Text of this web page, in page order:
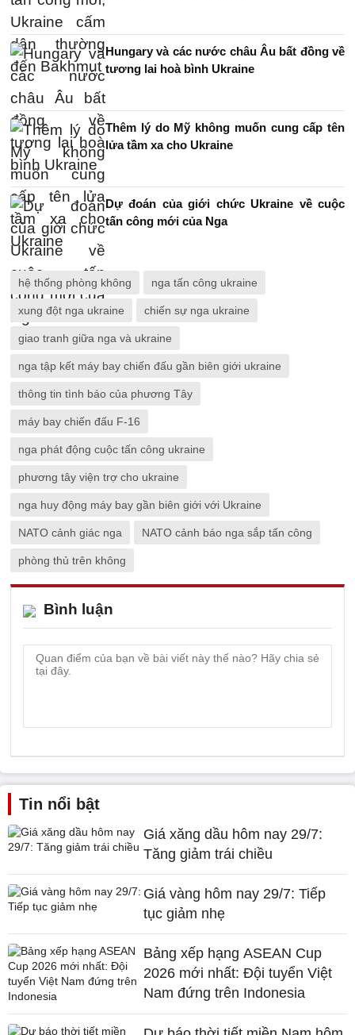
Hungary và các nước châu Âu bất đồng về
tương lai hoà bình Ukraine
Thêm lý do Mỹ không muốn cung cấp tên
lửa tầm xa cho Ukraine
Dự đoán của giới chức Ukraine về cuộc
tấn công mới của Nga
hệ thống phòng không nga tấn công ukraine
xung đột nga ukraine chiến sự nga ukraine
giao tranh giữa nga và ukraine
nga tập kết máy bay chiến đấu gần biên giới ukraine
thông tin tình báo của phương Tây
máy bay chiến đấu F-16
nga phát động cuộc tấn công ukraine
phương tây viện trợ cho ukraine
nga huy động máy bay gần biên giới với Ukraine
NATO cảnh giác nga NATO cảnh báo nga sắp tấn công
phòng thủ trên không
Bình luận
Tin nổi bật
Giá xăng dầu hôm nay 29/7:
Tăng giảm trái chiều
Giá vàng hôm nay 29/7: Tiếp
tục giảm nhẹ
Bảng xếp hạng ASEAN Cup
2026 mới nhất: Đội tuyển Việt
Nam đứng trên Indonesia